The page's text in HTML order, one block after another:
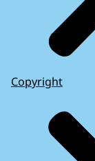
Copyright